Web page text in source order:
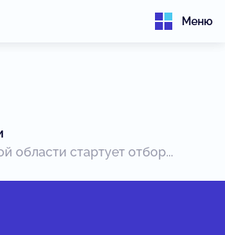
Меню
области стартует отбор...